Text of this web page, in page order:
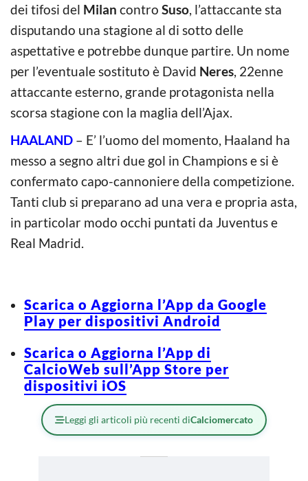
dei tifosi del Milan contro Suso, l’attaccante sta
disputando una stagione al di sotto delle
aspettative e potrebbe dunque partire. Un nome
per l’eventuale sostituto è David Neres, 22enne
attaccante esterno, grande protagonista nella
scorsa stagione con la maglia dell’Ajax.
HAALAND – E’ l’uomo del momento, Haaland ha
messo a segno altri due gol in Champions e si è
confermato capo-cannoniere della competizione.
Tanti club si preparano ad una vera e propria asta,
in particolar modo occhi puntati da Juventus e
Real Madrid.
Scarica o Aggiorna l’App da Google
Play per dispositivi Android
Scarica o Aggiorna l’App di
CalcioWeb sull’App Store per
dispositivi iOS
Leggi gli articoli più recenti diCalciomercato